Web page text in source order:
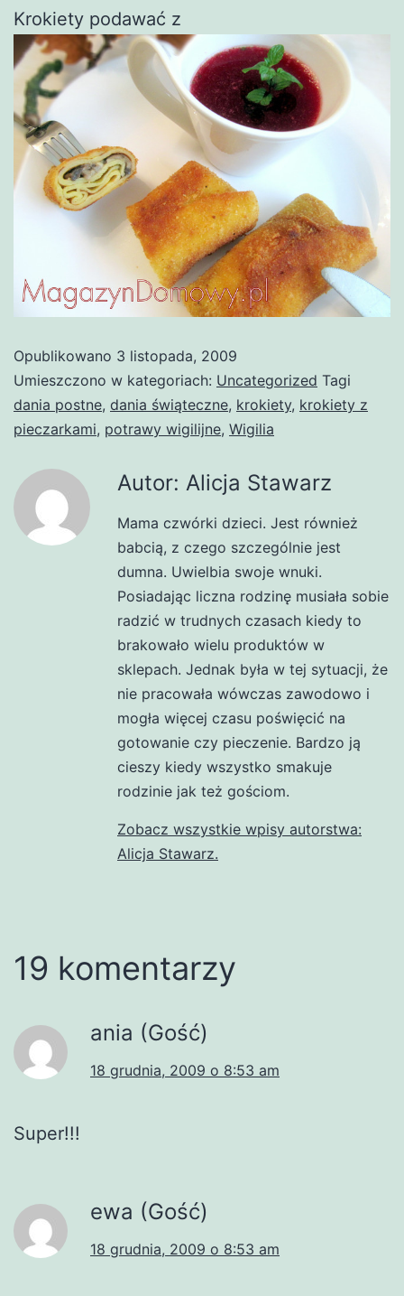
Krokiety podawać z
Opublikowano 3 listopada, 2009
Umieszczono w kategoriach: Uncategorized Tagi
dania postne, dania świąteczne, krokiety, krokiety z
pieczarkami, potrawy wigilijne, Wigilia
Autor: Alicja Stawarz
Mama czwórki dzieci. Jest również
babcią, z czego szczególnie jest
dumna. Uwielbia swoje wnuki.
Posiadając liczna rodzinę musiała sobie
radzić w trudnych czasach kiedy to
brakowało wielu produktów w
sklepach. Jednak była w tej sytuacji, że
nie pracowała wówczas zawodowo i
mogła więcej czasu poświęcić na
gotowanie czy pieczenie. Bardzo ją
cieszy kiedy wszystko smakuje
rodzinie jak też gościom.
Zobacz wszystkie wpisy autorstwa:
Alicja Stawarz.
19 komentarzy
ania (Gość)
18 grudnia, 2009 o 8:53 am
Super!!!
ewa (Gość)
18 grudnia, 2009 o 8:53 am